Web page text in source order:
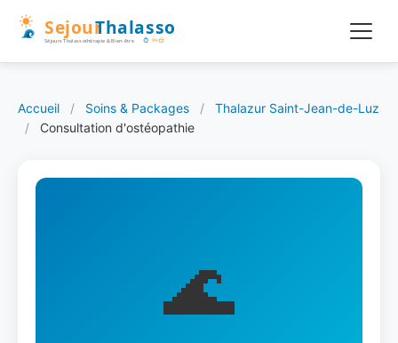
Accueil / Soins & Packages /
Thalazur Saint-Jean-de-Luz
/
Consultation d'ostéopathie
🌊